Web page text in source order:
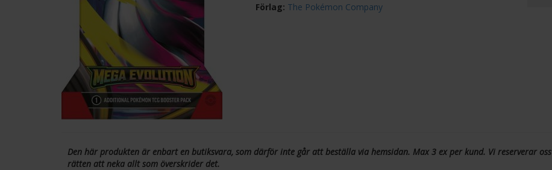
Förlag: The Pokémon Company
Den här produkten är enbart en butiksvara, som därför inte går att beställa via hemsidan. Max 3 ex per kund. Vi reserverar oss
rätten att neka allt som överskrider det.